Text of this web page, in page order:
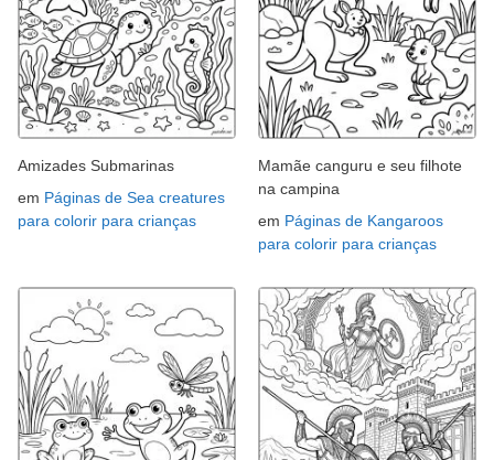
Amizades Submarinas
em Páginas de Sea creatures
para colorir para crianças
Mamãe canguru e seu filhote
na campina
em Páginas de Kangaroos
para colorir para crianças